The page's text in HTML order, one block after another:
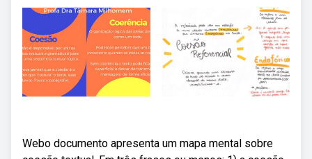
Webo documento apresenta um mapa mental sobre